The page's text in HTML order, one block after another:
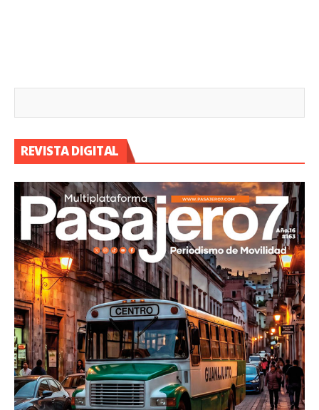
REVISTA DIGITAL